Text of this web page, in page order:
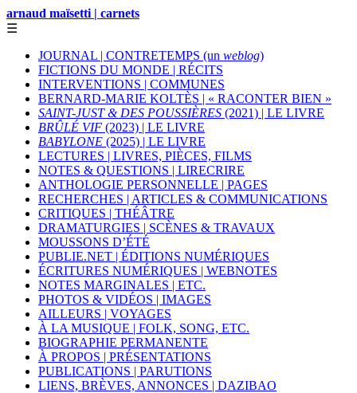
arnaud maïsetti | carnets
☰
JOURNAL | CONTRETEMPS (un weblog)
FICTIONS DU MONDE | RÉCITS
INTERVENTIONS | COMMUNES
BERNARD-MARIE KOLTÈS | « RACONTER BIEN »
SAINT-JUST & DES POUSSIÈRES (2021) | LE LIVRE
BRÛLÉ VIF (2023) | LE LIVRE
BABYLONE (2025) | LE LIVRE
LECTURES | LIVRES, PIÈCES, FILMS
NOTES & QUESTIONS | LIRECRIRE
ANTHOLOGIE PERSONNELLE | PAGES
RECHERCHES | ARTICLES & COMMUNICATIONS
CRITIQUES | THÉÂTRE
DRAMATURGIES | SCÈNES & TRAVAUX
MOUSSONS D’ÉTÉ
PUBLIE.NET | ÉDITIONS NUMÉRIQUES
ÉCRITURES NUMÉRIQUES | WEBNOTES
NOTES MARGINALES | ETC.
PHOTOS & VIDÉOS | IMAGES
AILLEURS | VOYAGES
À LA MUSIQUE | FOLK, SONG, ETC.
BIOGRAPHIE PERMANENTE
À PROPOS | PRÉSENTATIONS
PUBLICATIONS | PARUTIONS
LIENS, BRÈVES, ANNONCES | DAZIBAO